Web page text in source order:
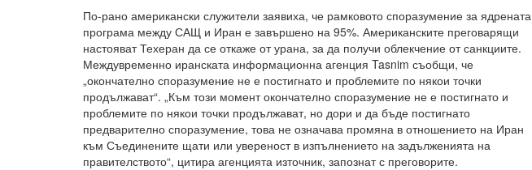
По-рано американски служители заявиха, че рамковото споразумение за ядрената
програма между САЩ и Иран е завършено на 95%. Американските преговарящи
настояват Техеран да се откаже от урана, за да получи облекчение от санкциите.
Междувременно иранската информационна агенция Tasnim съобщи, че
„окончателно споразумение не е постигнато и проблемите по някои точки
продължават“. „Към този момент окончателно споразумение не е постигнато и
проблемите по някои точки продължават, но дори и да бъде постигнато
предварително споразумение, това не означава промяна в отношението на Иран
към Съединените щати или увереност в изпълнението на задълженията на
правителството“, цитира агенцията източник, запознат с преговорите.